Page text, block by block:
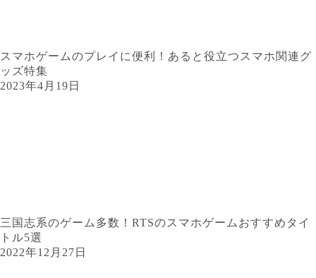
スマホゲームのプレイに便利！あると役立つスマホ関連グ
ッズ特集
2023年4月19日
三国志系のゲーム多数！RTSのスマホゲームおすすめタイ
トル5選
2022年12月27日